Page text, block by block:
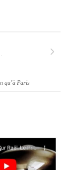
qu’à Paris